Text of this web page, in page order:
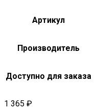
Артикул
Производитель
Доступно для заказа
1 365 ₽